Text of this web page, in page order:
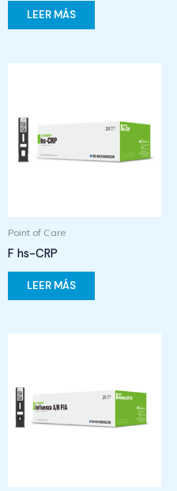
LEER MÁS
Point of Care
F hs-CRP
LEER MÁS